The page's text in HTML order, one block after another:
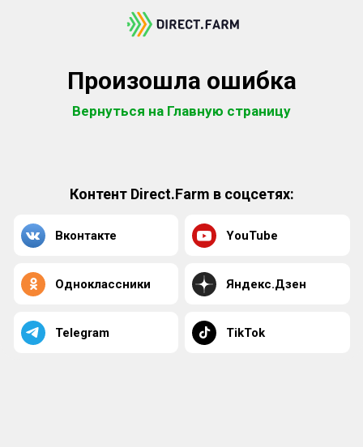
Произошла ошибка
Вернуться на Главную страницу
Контент Direct.Farm в соцсетях:
Вконтакте YouTube
Одноклассники Яндекс.Дзен
Telegram TikTok